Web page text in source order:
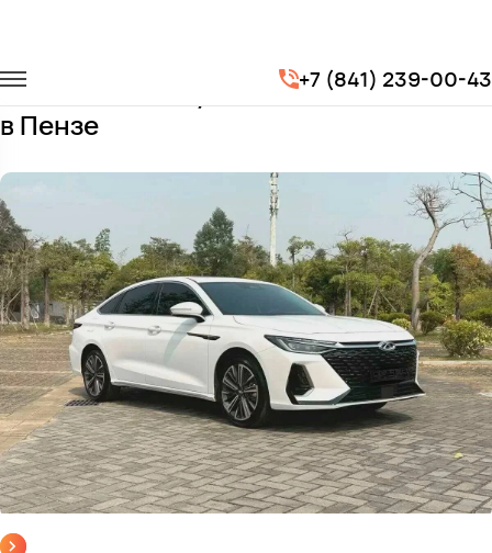
+7 (841) 239-00-43
Легковые автомобили
Заказать Cherry Arrizo 8 с водителем
в Пензе